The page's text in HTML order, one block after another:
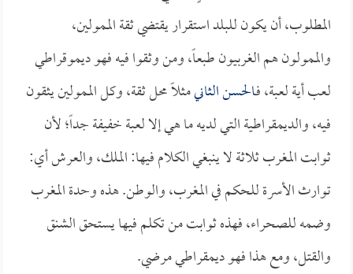
المطلوب، أن يكون للبلد استقرار يقتضي ثقة الممولين،
والممولون هم الغربيون طبعاً، ومن وثقوا فيه فهو ديموقراطي
لعب أية لعبة، فـالحسن الثانيمثلاً محل ثقة، وكل الممولين يثقون
فيه، والديمقراطية التي لديه ما هي إلا لعبة خفيفة جداً؛ لأن
ثوابت المغرب ثلاثة لا ينبغي الكلام فيها: الملك، والعرش أي:
توارث الأسرة للحكم في المغرب، والوطن. هذه وحدة المغرب
وضمه للصحراء، فهذه ثوابت من تكلم فيها يستحق الشنق
والقتل، ومع هذا فهو ديمقراطي مرضي.